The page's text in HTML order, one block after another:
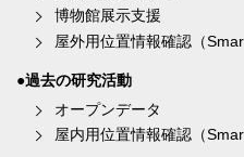
博物館展示支援
屋外用位置情報確認（
●過去の研究活動
オープンデータ
屋内用位置情報確認（